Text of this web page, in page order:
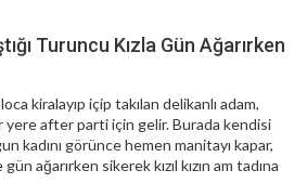
Turuncu Kızla Gün Ağarırken
kiralayıp içip takılan delikanlı adam,
yere after parti için gelir. Burada kendisi
kadını görünce hemen manitayı kapar,
ağarırken sikerek kızıl kızın am tadına